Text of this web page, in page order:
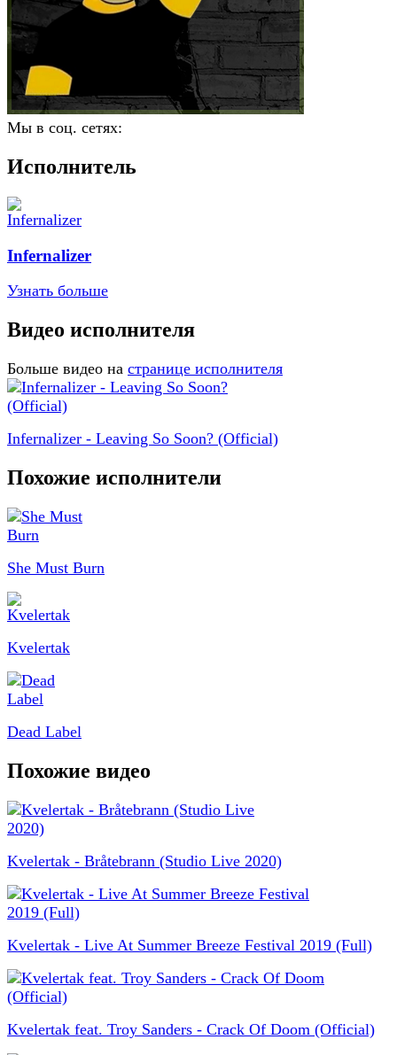
Мы в соц. сетях:
Исполнитель
Infernalizer
Узнать больше
Видео исполнителя
Больше видео на странице исполнителя
Infernalizer - Leaving So Soon? (Official)
Похожие исполнители
She Must Burn
Kvelertak
Dead Label
Похожие видео
Kvelertak - Bråtebrann (Studio Live 2020)
Kvelertak - Live At Summer Breeze Festival 2019 (Full)
Kvelertak feat. Troy Sanders - Crack Of Doom (Official)